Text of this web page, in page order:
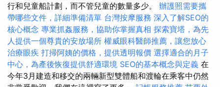
行和兒童船計劃，而不管兒童的數量多少。 辦護照需要攜
帶哪些文件，詳細準備清單 台灣按摩服務 深入了解SEO的
核心概念 專業抓姦服務，協助你掌握真相 探索寶塔，為先
人提供一個尊貴的安放場所 權威眼科醫師推薦，讓您放心
治療眼疾 打掃阿姨的價格，提供透明報價 選擇適合的月子
中心，為產後恢復提供舒適環境 SEO的基本概念與定義 在
今年3月建造和移交的兩輛新型雙體船和渡輪在乘客中仍然